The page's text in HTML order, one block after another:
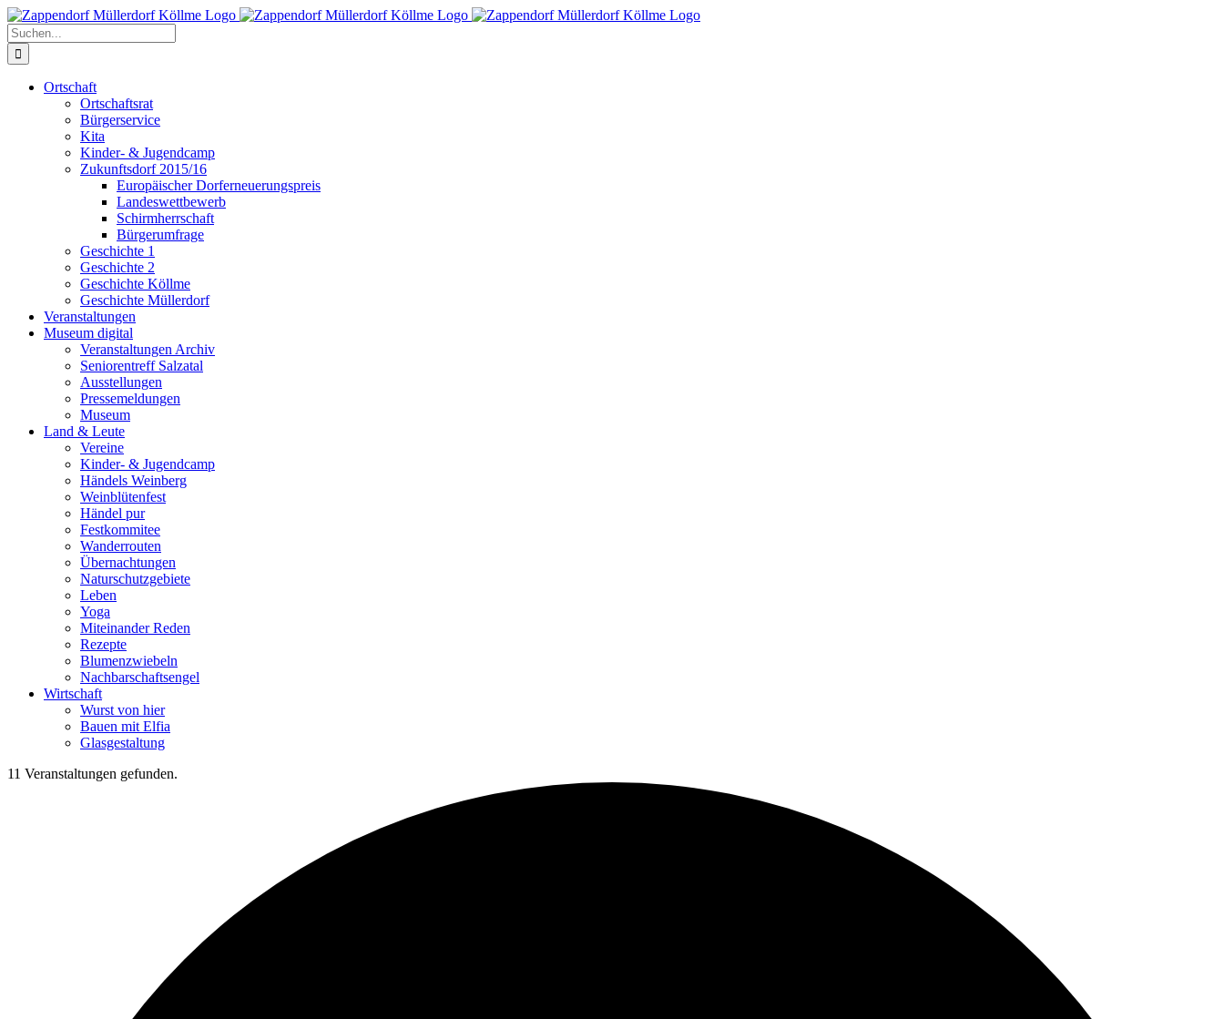
Zum
Inhalt
springen
Suche
nach:
Ortschaft
Ortschaftsrat
Bürgerservice
Kita
Kinder- & Jugendcamp
Zukunftsdorf 2015/16
Europäischer Dorferneuerungspreis
Landeswettbewerb
Schirmherrschaft
Bürgerumfrage
Geschichte 1
Geschichte 2
Geschichte Köllme
Geschichte Müllerdorf
Veranstaltungen
Museum digital
Veranstaltungen Archiv
Seniorentreff Salzatal
Ausstellungen
Pressemeldungen
Museum
Land & Leute
Vereine
Kinder- & Jugendcamp
Händels Weinberg
Weinblütenfest
Händel pur
Festkommitee
Wanderrouten
Übernachtungen
Naturschutzgebiete
Leben
Yoga
Miteinander Reden
Rezepte
Blumenzwiebeln
Nachbarschaftsengel
Wirtschaft
Wurst von hier
Bauen mit Elfia
Glasgestaltung
11 Veranstaltungen gefunden.